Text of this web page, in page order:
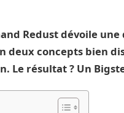
Redust dévoile
deux concepts bien
Le résultat ? Un